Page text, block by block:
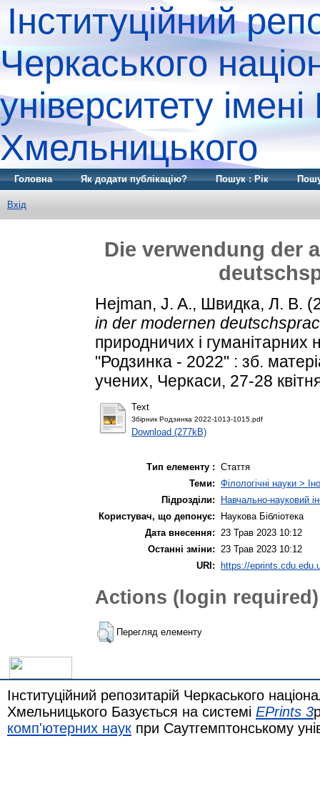
Інституційний
Черкаського
університету
Хмельницького
Головна Як додати публікацію? Пошук : Рік
Вхід
Die verwendung der
Hejman, J. A., Швидка, Л. В.
in der modernen
природничих і
"Родзинка - 2022" : зб.
учених, Черкаси, 27-28
Text
Збірник Родзинка 2022-1013-1015.pdf
Download (277kB)
Тип елементу : Стаття
Теми: Філологічні науки >
Підрозділи:
Навчально-науковий
Користувач, що депонує:
Наукова Бібліотека
Дата внесення: 23 Трав 2023 10:12
Останні зміни: 23 Трав 2023 10:12
URI:
https://
Actions (login required)
Перегляд елементу
Інституційний репозитарій Черкаського
Хмельницького Базується на системі EPrints 3
комп'ютерних наук при Саутгемптонському